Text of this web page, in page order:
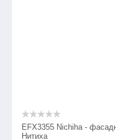
EFX3355 Nichiha -
Нитиха